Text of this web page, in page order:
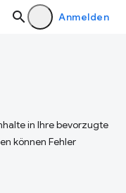
Anmelden
in Ihre bevorzugte
können Fehler